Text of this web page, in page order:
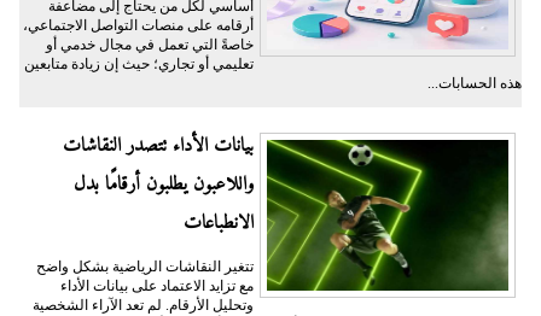
أساسي لكل من يحتاج إلى مضاعفة
أرقامه على منصات التواصل الاجتماعي،
خاصةً التي تعمل في مجال خدمي أو
تعليمي أو تجاري؛ حيث إن زيادة متابعين
هذه الحسابات...
بيانات الأداء تتصدر النقاشات
واللاعبون يطلبون أرقامًا بدل
الانطباعات
تتغير النقاشات الرياضية بشكل واضح
مع تزايد الاعتماد على بيانات الأداء
وتحليل الأرقام. لم تعد الآراء الشخصية